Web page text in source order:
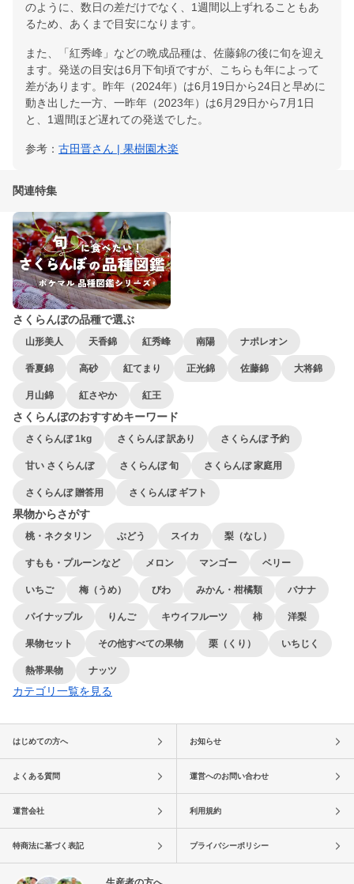
のように、数日の差だけでなく、1週間以上ずれることもあ
るため、あくまで目安になります。
また、「紅秀峰」などの晩成品種は、佐藤錦の後に旬を迎え
ます。発送の目安は6月下旬頃ですが、こちらも年によって
差があります。昨年（2024年）は6月19日から24日と早めに
動き出した一方、一昨年（2023年）は6月29日から7月1日
と、1週間ほど遅れての発送でした。
参考： 古田晋さん | 果樹園木楽
関連特集
さくらんぼの品種で選ぶ
山形美人 天香錦 紅秀峰 南陽 ナポレオン
香夏錦 高砂 紅てまり 正光錦 佐藤錦 大将錦
月山錦 紅さやか 紅王
さくらんぼのおすすめキーワード
さくらんぼ 1kg さくらんぼ 訳あり さくらんぼ 予約
甘い さくらんぼ さくらんぼ 旬 さくらんぼ 家庭用
さくらんぼ 贈答用 さくらんぼ ギフト
果物からさがす
桃・ネクタリン ぶどう スイカ 梨（なし）
すもも・プルーンなど メロン マンゴー ベリー
いちご 梅（うめ） びわ みかん・柑橘類 バナナ
パイナップル りんご キウイフルーツ 柿 洋梨
果物セット その他すべての果物 栗（くり） いちじく
熱帯果物 ナッツ
カテゴリ一覧を見る
はじめての方へ お知らせ
よくある質問 運営へのお問い合わせ
運営会社 利用規約
特商法に基づく表記 プライバシーポリシー